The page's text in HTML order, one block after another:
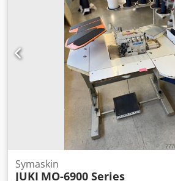
Symaskin
JUKI MO-6900 Series